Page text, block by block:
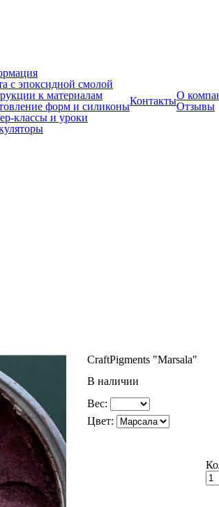
с эпоксидной смолой
к материалам
форм и силиконы
классы и уроки
КонтактыО
Отзывы
CraftPigments "Marsala"
В наличии
Вес:
Цвет: